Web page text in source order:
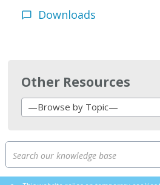
Downloads
Other Resources
—Browse by Topic—